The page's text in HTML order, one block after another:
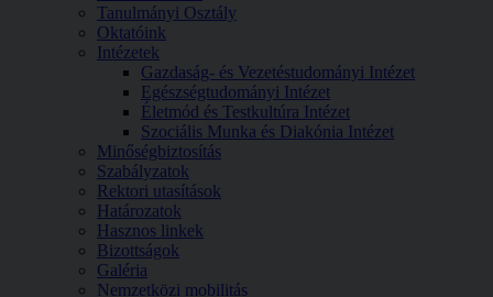
Tanulmányi Osztály
Oktatóink
Intézetek
Gazdaság- és Vezetéstudományi Intézet
Egészségtudományi Intézet
Életmód és Testkultúra Intézet
Szociális Munka és Diakónia Intézet
Minőségbiztosítás
Szabályzatok
Rektori utasítások
Határozatok
Hasznos linkek
Bizottságok
Galéria
Nemzetközi mobilitás